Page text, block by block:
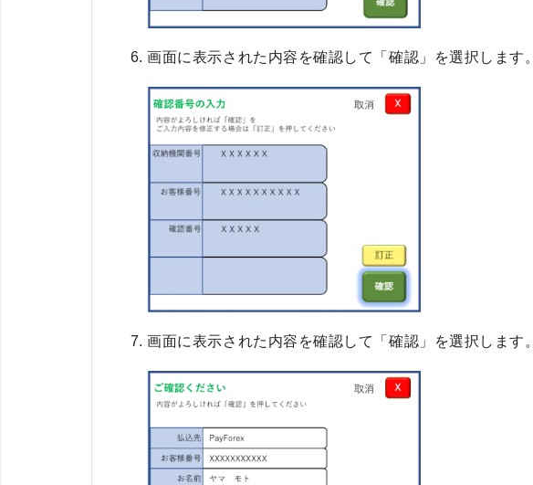
画面に表示された内容を確認して「確認」を選択します。
画面に表示された内容を確認して「確認」を選択します。